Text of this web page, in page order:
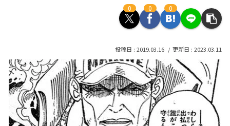
0 0 0
2019.03.16 2023.03.11